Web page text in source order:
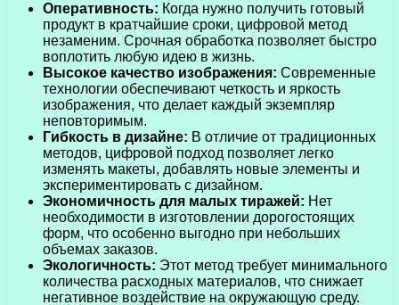
Оперативность: Когда нужно получить готовый
продукт в кратчайшие сроки, цифровой метод
незаменим. Срочная обработка позволяет быстро
воплотить любую идею в жизнь.
Высокое качество изображения: Современные
технологии обеспечивают четкость и яркость
изображения, что делает каждый экземпляр
неповторимым.
Гибкость в дизайне: В отличие от традиционных
методов, цифровой подход позволяет легко
изменять макеты, добавлять новые элементы и
экспериментировать с дизайном.
Экономичность для малых тиражей: Нет
необходимости в изготовлении дорогостоящих
форм, что особенно выгодно при небольших
объемах заказов.
Экологичность: Этот метод требует минимального
количества расходных материалов, что снижает
негативное воздействие на окружающую среду.